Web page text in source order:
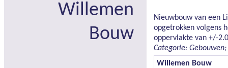
Willemen
Bouw
Nieuwbouw van een
opgetrokken volgens
oppervlakte van +/-
Categorie:
Willemen Bouw